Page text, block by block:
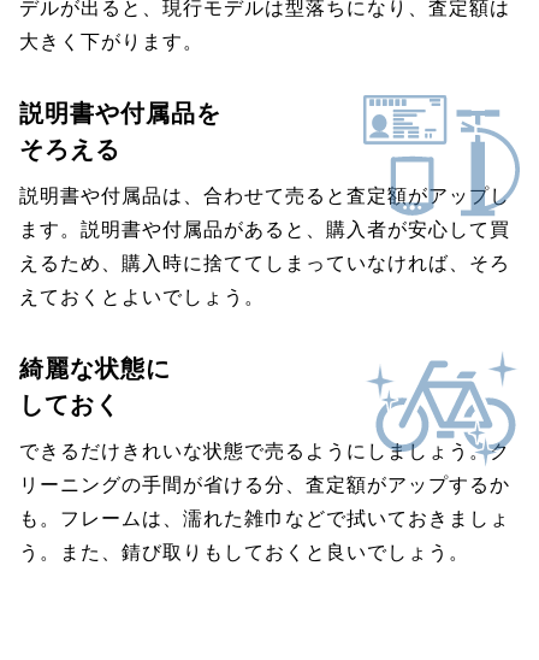
デルが出ると、現行モデルは型落ちになり、査定額は
大きく下がります。
説明書や付属品を
そろえる
説明書や付属品は、合わせて売ると査定額がアップし
ます。説明書や付属品があると、購入者が安心して買
えるため、購入時に捨ててしまっていなければ、そろ
えておくとよいでしょう。
綺麗な状態に
しておく
できるだけきれいな状態で売るようにしましょう。ク
リーニングの手間が省ける分、査定額がアップするか
も。フレームは、濡れた雑巾などで拭いておきましょ
う。また、錆び取りもしておくと良いでしょう。